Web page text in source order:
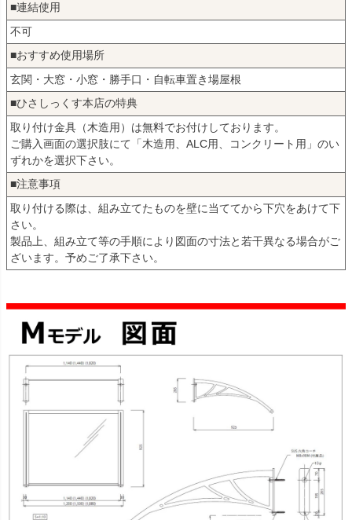
■連結使用
不可
■おすすめ使用場所
玄関・大窓・小窓・勝手口・自転車置き場屋根
■ひさしっくす本店の特典
取り付け金具（木造用）は無料でお付けしております。
ご購入画面の選択肢にて「木造用、ALC用、コンクリート用」のい
ずれかを選択下さい。
■注意事項
取り付ける際は、組み立てたものを壁に当ててから下穴をあけて下
さい。
製品上、組み立て等の手順により図面の寸法と若干異なる場合がご
ざいます。予めご了承下さい。